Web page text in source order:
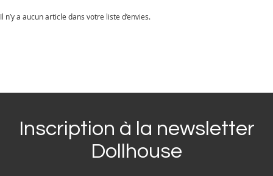
Il n’y a aucun article dans votre liste d’envies.
Inscription à la newsletter
Dollhouse